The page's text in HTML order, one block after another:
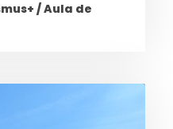
/ Aula de